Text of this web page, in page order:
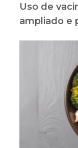
Uso de
ampliado e